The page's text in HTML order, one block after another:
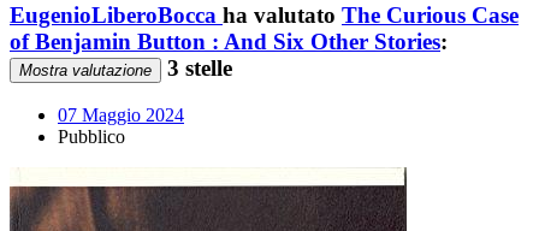
EugenioLiberoBocca ha valutato The Curious Case
of Benjamin Button : And Six Other Stories:
Mostra valutazione 3 stelle
07 Maggio 2024
Pubblico